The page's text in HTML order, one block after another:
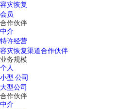
容灾恢复
会员
合作伙伴
中介
特许经营
容灾恢复渠道合作伙伴
业务规模
个人
小型 公司
大型公司
合作伙伴
中介